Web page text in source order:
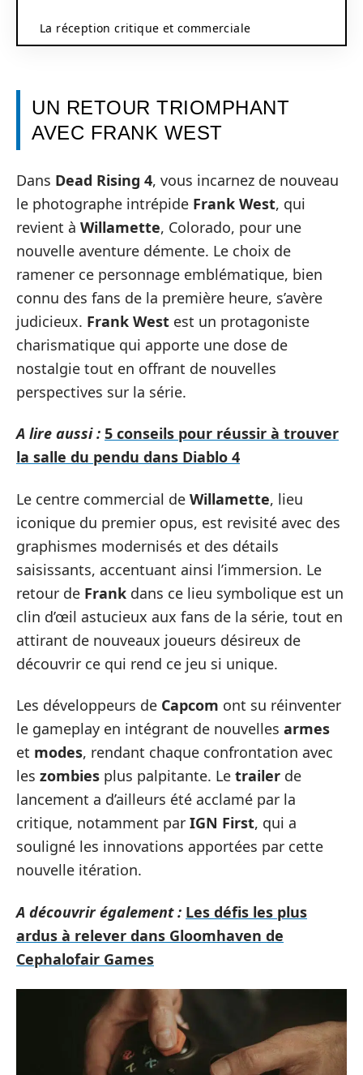
La réception critique et commerciale
UN RETOUR TRIOMPHANT
AVEC FRANK WEST
Dans Dead Rising 4, vous incarnez de nouveau
le photographe intrépide Frank West, qui
revient à Willamette, Colorado, pour une
nouvelle aventure démente. Le choix de
ramener ce personnage emblématique, bien
connu des fans de la première heure, s’avère
judicieux. Frank West est un protagoniste
charismatique qui apporte une dose de
nostalgie tout en offrant de nouvelles
perspectives sur la série.
A lire aussi : 5 conseils pour réussir à trouver
la salle du pendu dans Diablo 4
Le centre commercial de Willamette, lieu
iconique du premier opus, est revisité avec des
graphismes modernisés et des détails
saisissants, accentuant ainsi l’immersion. Le
retour de Frank dans ce lieu symbolique est un
clin d’œil astucieux aux fans de la série, tout en
attirant de nouveaux joueurs désireux de
découvrir ce qui rend ce jeu si unique.
Les développeurs de Capcom ont su réinventer
le gameplay en intégrant de nouvelles armes
et modes, rendant chaque confrontation avec
les zombies plus palpitante. Le trailer de
lancement a d’ailleurs été acclamé par la
critique, notamment par IGN First, qui a
souligné les innovations apportées par cette
nouvelle itération.
A découvrir également : Les défis les plus
ardus à relever dans Gloomhaven de
Cephalofair Games